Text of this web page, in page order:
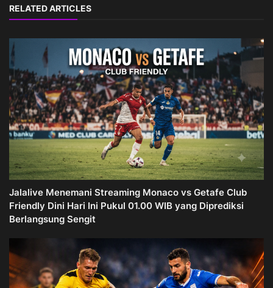
RELATED ARTICLES
Jalalive Menemani Streaming Monaco vs Getafe Club
Friendly Dini Hari Ini Pukul 01.00 WIB yang Diprediksi
Berlangsung Sengit